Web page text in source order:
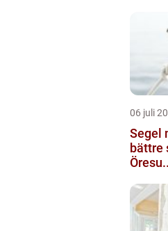
06 juli
Segel
bättre